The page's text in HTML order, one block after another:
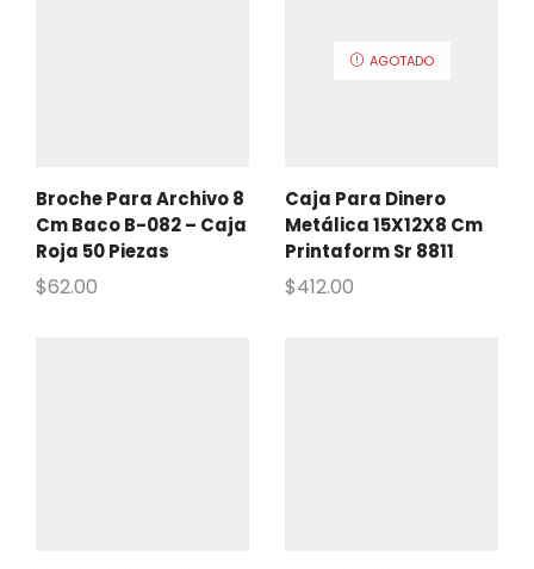
Broche Para Archivo 8
Cm Baco B-082 – Caja
Roja 50 Piezas
$62.00
AGOTADO
Caja Para Dinero
Metálica 15X12X8 Cm
Printaform Sr 8811
$412.00